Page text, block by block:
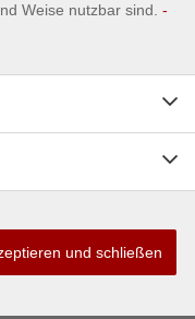
Weise nutzbar sind. -
und schließen